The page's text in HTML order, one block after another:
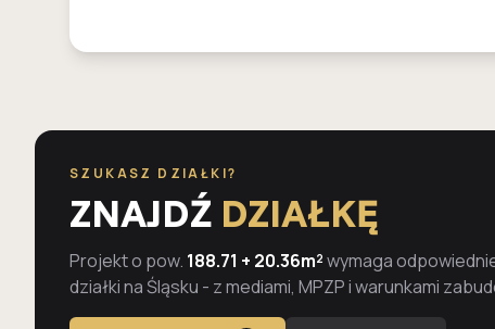
SZUKASZ DZIAŁKI?
ZNAJDŹ DZIAŁKĘ
Projekt o pow. 188.71 + 20.36m²wymaga
działki na Śląsku - z mediami, MPZP i warunkami